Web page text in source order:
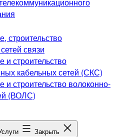
строительство
связи
и строительство
кабельных сетей (СКС)
и строительство волоконно-
(ВОЛС)
Закрыть